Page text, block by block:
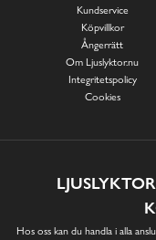
Kundservice
Köpvillkor
Ångerrätt
Om Ljuslyktor.nu
Integritetspolicy
Cookies
Hos oss kan du handla i alla